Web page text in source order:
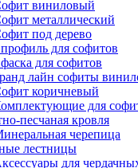
виниловый
металлический
под дерево
для софитов
для софитов
лайн софиты
коричневый
для
песчаная кровля
черепица
лестницы
для